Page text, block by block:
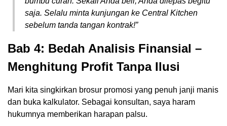
saja. Selalu minta kunjungan ke Central Kitchen
sebelum tanda tangan kontrak!”
Bab 4: Bedah Analisis Finansial –
Menghitung Profit Tanpa Ilusi
Mari kita singkirkan brosur promosi yang penuh janji manis
dan buka kalkulator. Sebagai konsultan, saya haram
hukumnya memberikan harapan palsu.